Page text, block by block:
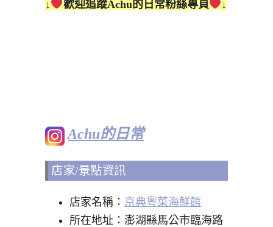
↓ 歡迎追蹤Achu的日常粉絲專頁 ↓
Achu的日常
店家/景點資訊
店家名稱： 京典粵菜海鮮館
所在地址：澎湖縣馬公市臨海路